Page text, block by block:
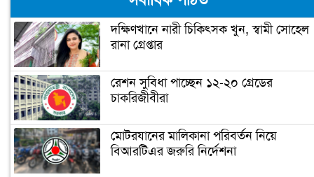
নারায়ণগঞ্জে গুদাম পরিষ্কার করতে গিয়ে ২
নারায়ণগঞ্জ পাসপোর্ট অফিসে ভাঙচুর,
কানাডা প্রবাসী আটক
দক্ষিণখানে নারী চিকিৎসক খুন, স্বামী সোহেল
রানা গ্রেপ্তার
রেশন সুবিধা পাচ্ছেন ১২-২০ গ্রেডের
চাকরিজীবীরা
মোটরযানের মালিকানা পরিবর্তন নিয়ে
বিআরটিএর জরুরি নির্দেশনা